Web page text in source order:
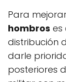
Para
hombros es
distribución
darle
posteriores